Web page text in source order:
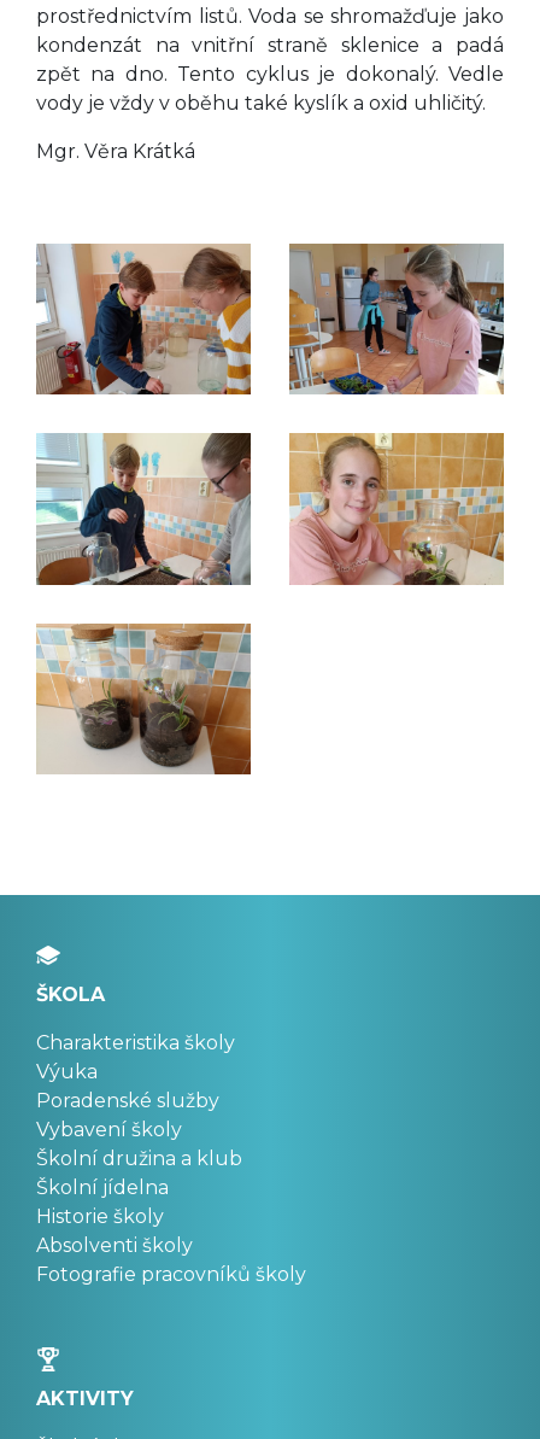
prostřednictvím listů. Voda se shromažďuje jako
kondenzát na vnitřní straně sklenice a padá
zpět na dno. Tento cyklus je dokonalý. Vedle
vody je vždy v oběhu také kyslík a oxid uhličitý.
Mgr. Věra Krátká
ŠKOLA
Charakteristika školy
Výuka
Poradenské služby
Vybavení školy
Školní družina a klub
Školní jídelna
Historie školy
Absolventi školy
Fotografie pracovníků školy
AKTIVITY